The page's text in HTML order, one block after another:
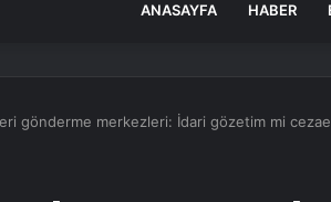
ANASAYFA HABER
gönderme merkezleri: İdari gözetim mi